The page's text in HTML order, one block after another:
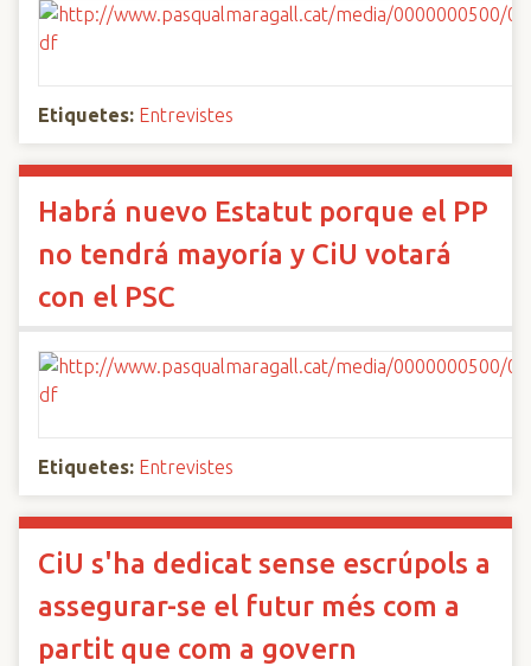
Etiquetes: Entrevistes
Habrá nuevo Estatut porque el PP
no tendrá mayoría y CiU votará
con el PSC
Etiquetes: Entrevistes
CiU s'ha dedicat sense escrúpols a
assegurar-se el futur més com a
partit que com a govern